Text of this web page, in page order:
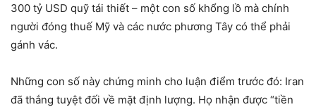
300 tỷ USD quỹ tái thiết – một con số khổng lồ mà chính
người đóng thuế Mỹ và các nước phương Tây có thể phải
gánh vác.
Những con số này chứng minh cho luận điểm trước đó: Iran
đã thắng tuyệt đối về mặt định lượng. Họ nhận được “tiền